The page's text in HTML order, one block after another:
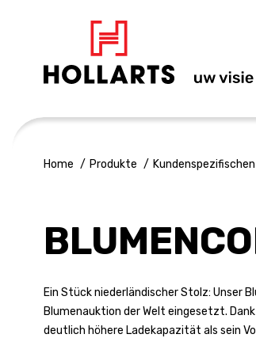
Home Produkte
Ein Stück niederländischer Stolz: Unser
Blumenauktion der Welt eingesetzt.
deutlich höhere Lade­kapazität als sein